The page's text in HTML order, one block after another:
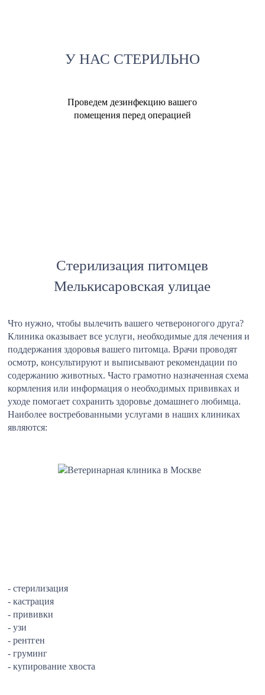
У НАС СТЕРИЛЬНО
Проведем дезинфекцию вашего
помещения перед операцией
Стерилизация питомцев
Мелькисаровская улицае
Что нужно, чтобы вылечить вашего четвероногого друга?
Клиника оказывает все услуги, необходимые для лечения и
поддержания здоровья вашего питомца. Врачи проводят
осмотр, консультируют и выписывают рекомендации по
содержанию животных. Часто грамотно назначенная схема
кормления или информация о необходимых прививках и
уходе помогает сохранить здоровье домашнего любимца.
Наиболее востребованными услугами в наших клиниках
являются:
- стерилизация
- кастрация
- прививки
- узи
- рентген
- груминг
- купирование хвоста